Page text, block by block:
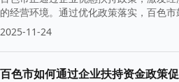
的经营环境。通过优化政策落实，百色
2025-11-24
百色市如何通过企业扶持资金政策